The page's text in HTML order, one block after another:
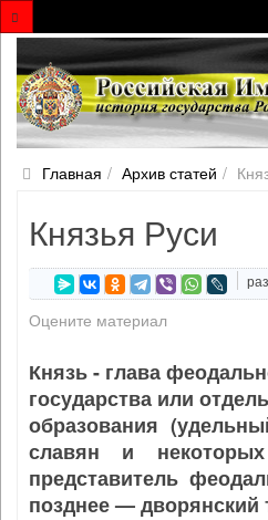
Главная Архив статей
Князья Руси
Оцените материал
Князь- глава
государства или
образования
славян и
представитель
позднее — дворянский